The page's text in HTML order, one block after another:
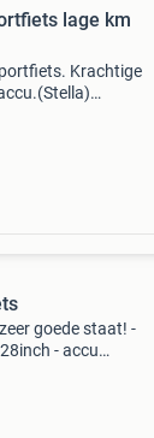
lage km
Krachtige
goede staat! -
- accu